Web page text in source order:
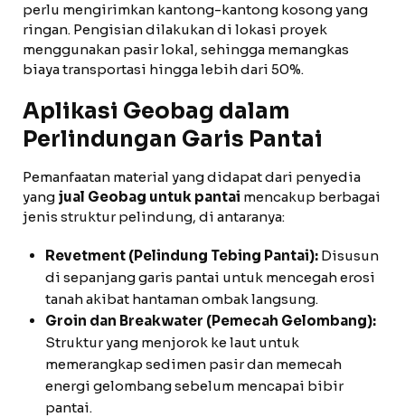
perlu mengirimkan kantong-kantong kosong yang
ringan. Pengisian dilakukan di lokasi proyek
menggunakan pasir lokal, sehingga memangkas
biaya transportasi hingga lebih dari 50%.
Aplikasi Geobag dalam
Perlindungan Garis Pantai
Pemanfaatan material yang didapat dari penyedia
yang jual Geobag untuk pantai mencakup berbagai
jenis struktur pelindung, di antaranya:
Revetment (Pelindung Tebing Pantai): Disusun
di sepanjang garis pantai untuk mencegah erosi
tanah akibat hantaman ombak langsung.
Groin dan Breakwater (Pemecah Gelombang):
Struktur yang menjorok ke laut untuk
memerangkap sedimen pasir dan memecah
energi gelombang sebelum mencapai bibir
pantai.